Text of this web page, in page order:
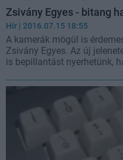
Zsivány Egyes - bitang
Hír | 2016.07.15 18:55
A kamerák mögül is
Zsivány Egyes. Az új
is bepillantást nyerhetünk,